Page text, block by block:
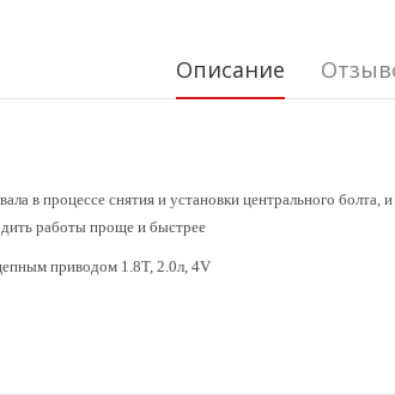
Описание
в процессе снятия и установки центрального болта,
работы проще и быстрее
приводом 1.8Т, 2.0л, 4V